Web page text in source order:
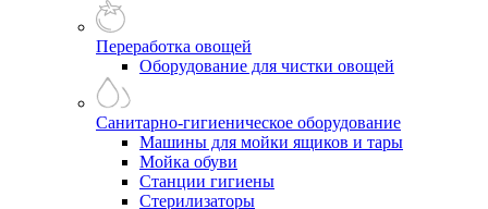
Переработка овощей
Оборудование для чистки овощей
Санитарно-гигиеническое оборудование
Машины для мойки ящиков и тары
Мойка обуви
Станции гигиены
Стерилизаторы